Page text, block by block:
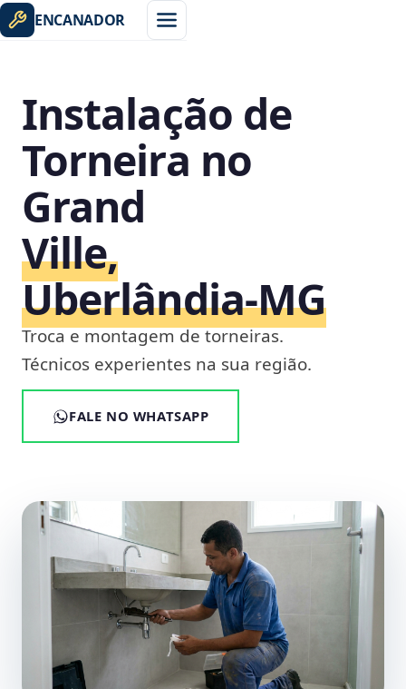
ENCANADOR
Instalação de
Torneira no
Grand
Ville,
Uberlândia‑MG
Troca e montagem de torneiras.
Técnicos experientes na sua região.
FALE NO WHATSAPP